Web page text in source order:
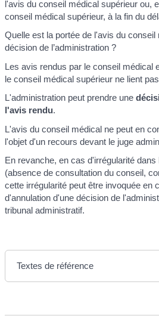
l'avis du conseil médical supérieur ou,
conseil médical supérieur, à la fin du
Quelle est la portée de l'avis du conseil
décision de l’administration ?
Les avis rendus par le conseil médical
le conseil médical supérieur ne lient
L'administration peut prendre une
l'avis rendu.
L'avis du conseil médical ne peut en
l'objet d'un recours devant le juge
En revanche, en cas d'irrégularité dans
(absence de consultation du conseil,
cette irrégularité peut être invoquée en
d'annulation d'une décision de
tribunal administratif.
Textes de référence